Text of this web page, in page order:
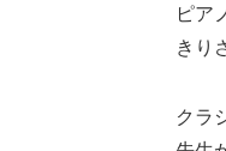
ピア
きり
クラ